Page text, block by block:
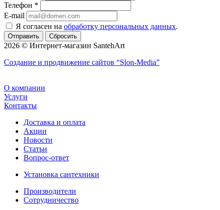
Телефон *
E-mail
Я согласен на обработку персональных данных.
Сбросить
2026 © Интернет-магазин SantehArt
Создание и продвижение сайтов “Slon-Media”
О компании
Услуги
Контакты
Доставка и оплата
Акции
Новости
Статьи
Вопрос-ответ
Установка сантехники
Производители
Сотрудничество